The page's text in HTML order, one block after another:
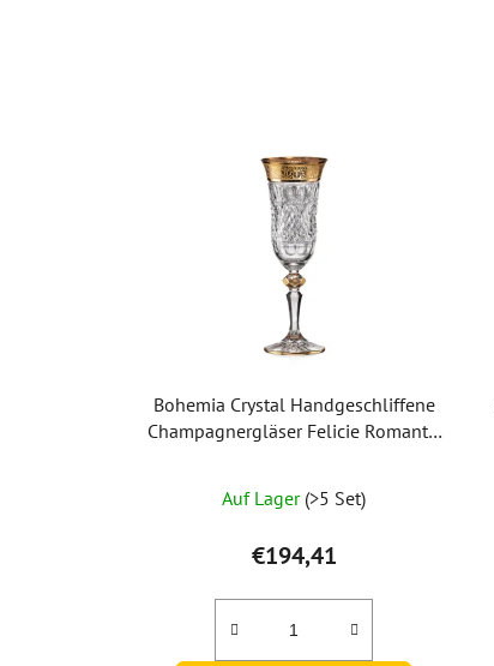
Bohemia Crystal Handgeschliffene
Champagnergläser Felicie Romantic
Auf Lager (>5 Set)
€194,41